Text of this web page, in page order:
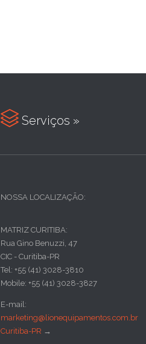
 Serviços »
NOSSA LOCALIZAÇÃO:
MATRIZ CURITIBA:
Rua Gino Benuzzi, 47
CIC - Curitiba-PR
Tel: +55 (41) 3028-3810
Mobile: +55 (41) 3028-3827
E-mail:
marketing@lionequipamentos.com.br
Curitiba-PR →